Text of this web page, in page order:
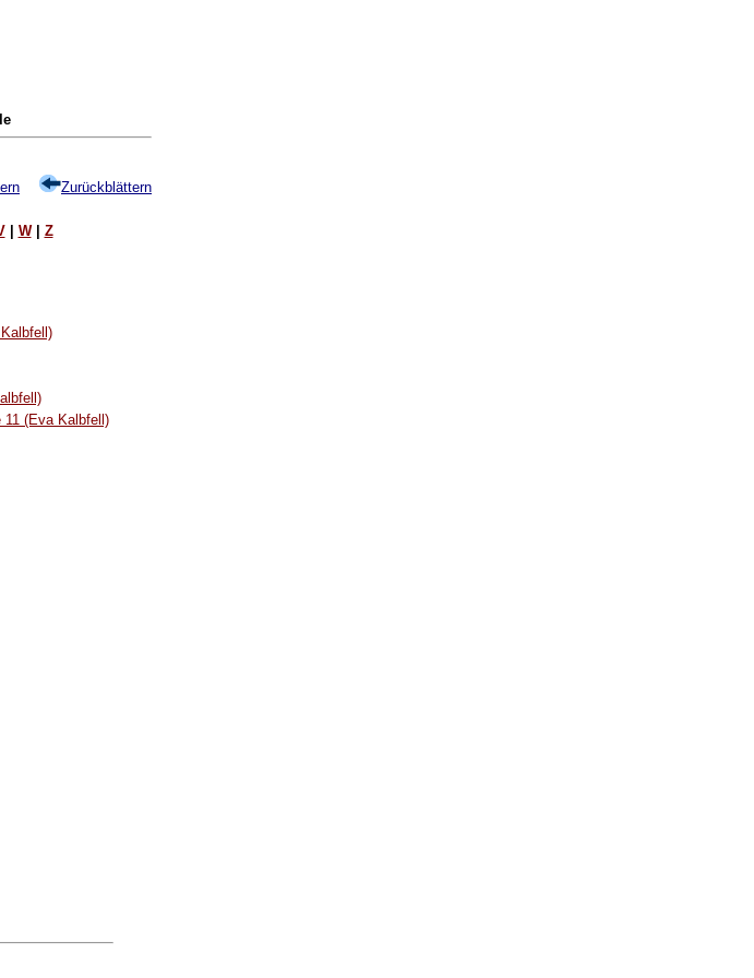
Zurückblättern
| W| Z
11 (Eva Kalbfell)